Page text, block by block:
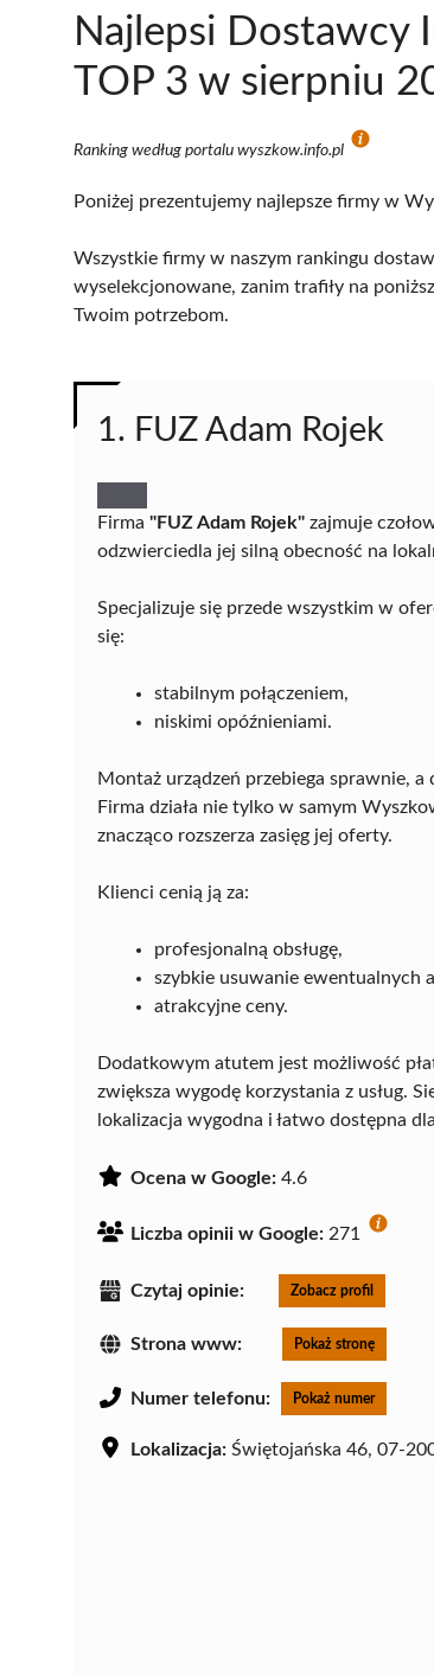
Najlepsi Dostawcy
TOP 3 w sierpniu
Ranking według portalu wyszkow.info.pl
Poniżej prezentujemy najlepsze firmy w
Wszystkie firmy w naszym rankingu
wyselekcjonowane, zanim trafiły na
Twoim potrzebom.
1. FUZ Adam Rojek
Firma "FUZ Adam Rojek" zajmuje
odzwierciedla jej silną obecność na
Specjalizuje się przede wszystkim w
się:
stabilnym połączeniem,
niskimi opóźnieniami.
Montaż urządzeń przebiega sprawnie,
Firma działa nie tylko w samym
znacząco rozszerza zasięg jej oferty.
Klienci cenią ją za:
profesjonalną obsługę,
szybkie usuwanie ewentualnych
atrakcyjne ceny.
Dodatkowym atutem jest możliwość
zwiększa wygodę korzystania z usług.
lokalizacja wygodna i łatwo dostępna
Ocena w Google: 4.6
Liczba opinii w Google: 271
Czytaj opinie: Zobacz profil
Strona www: Pokaż stronę
Numer telefonu: Pokaż numer
Lokalizacja: Świętojańska 46, 07-